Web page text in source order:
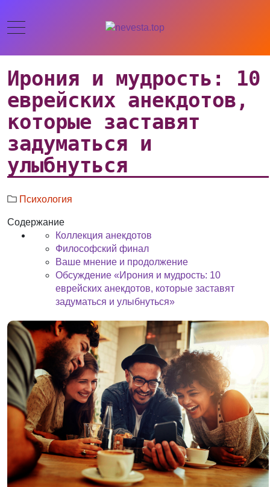
Ирония и мудрость: 10
еврейских анекдотов,
которые заставят
задуматься и
улыбнуться
Психология
Содержание
Коллекция анекдотов
Философский финал
Ваше мнение и продолжение
Обсуждение «Ирония и мудрость: 10
еврейских анекдотов, которые заставят
задуматься и улыбнуться»